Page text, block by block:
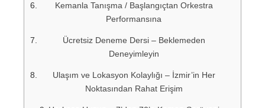
Kemanla Tanışma / Başlangıçtan Orkestra
Performansına
Ücretsiz Deneme Dersi – Beklemeden
Deneyimleyin
Ulaşım ve Lokasyon Kolaylığı – İzmir’in Her
Noktasından Rahat Erişim